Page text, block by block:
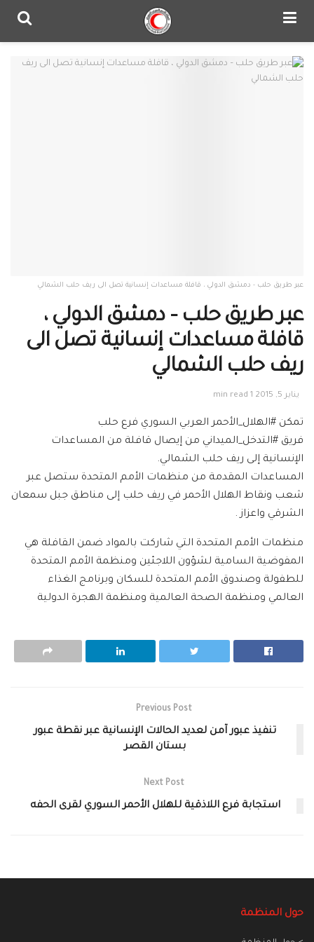
عبر طريق حلب - دمشق الدولي ، قافلة مساعدات إنسانية تصل الى ريف حلب الشمالي
عبر طريق حلب – دمشق الدولي ،
قافلة مساعدات إنسانية تصل الى
ريف حلب الشمالي
يناير 5, 2015 1 min read
تمكن #الهلال_الأحمر العربي السوري فرع حلب
فريق #التدخل_الميداني من إيصال قافلة من المساعدات
الإنسانية إلى ريف حلب الشمالي.
المساعدات المقدمة من منظمات الأمم المتحدة ستصل عبر
شعب ونقاط الهلال الأحمر في ريف حلب إلى مناطق جبل سمعان
الشرقي واعزاز .
منظمات الأمم المتحدة التي شاركت بالمواد ضمن القافلة هي
المفوضية السامية لشؤون اللاجئين ومنظمة الأمم المتحدة
للطفولة وصندوق الأمم المتحدة للسكان وبرنامج الغذاء
العالمي ومنظمة الصحة العالمية ومنظمة الهجرة الدولية
Previous Post
تنفيذ عبور آمن لعديد الحالات الإنسانية عبر نقطة عبور
بستان القصر
Next Post
استجابة فرع اللاذقية للهلال الأحمر السوري لقرى الحفه
حول المنظمة